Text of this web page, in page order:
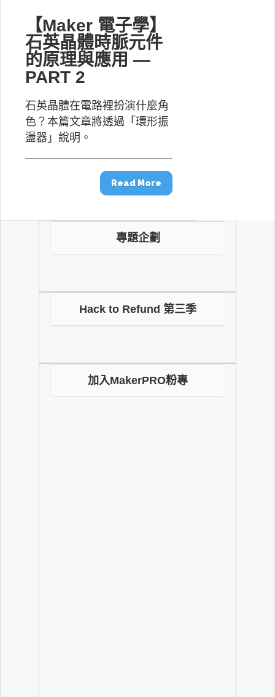
【Maker 電子學】
石英晶體時脈元件
的原理與應用 —
PART 2
石英晶體在電路裡扮演什麼角
色？本篇文章將透過「環形振
盪器」說明。
Read More
專題企劃
Hack to Refund 第三季
加入MakerPRO粉專